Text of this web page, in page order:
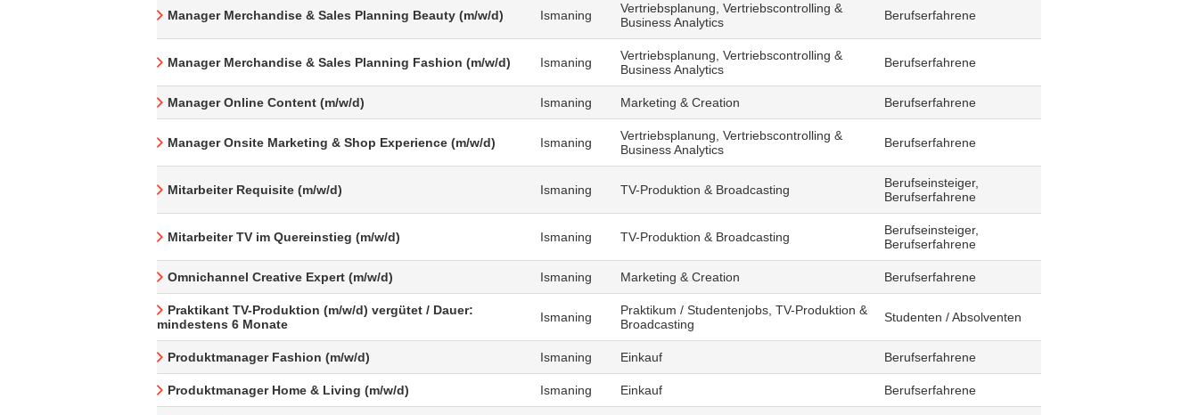
Manager Merchandise & Sales Planning Beauty (m/w/d) Ismaning
Vertriebsplanung, Vertriebscontrolling &
Business Analytics
Berufserfahrene
Manager Merchandise & Sales Planning Fashion (m/w/d) Ismaning
Vertriebsplanung, Vertriebscontrolling &
Business Analytics
Berufserfahrene
Manager Online Content (m/w/d) Ismaning Marketing & Creation Berufserfahrene
Manager Onsite Marketing & Shop Experience (m/w/d) Ismaning
Vertriebsplanung, Vertriebscontrolling &
Business Analytics
Berufserfahrene
Mitarbeiter Requisite (m/w/d) Ismaning TV-Produktion & Broadcasting
Berufseinsteiger,
Berufserfahrene
Mitarbeiter TV im Quereinstieg (m/w/d) Ismaning TV-Produktion & Broadcasting
Berufseinsteiger,
Berufserfahrene
Omnichannel Creative Expert (m/w/d) Ismaning Marketing & Creation Berufserfahrene
Praktikant TV-Produktion (m/w/d) vergütet / Dauer:
mindestens 6 Monate
Ismaning
Praktikum / Studentenjobs, TV-Produktion &
Broadcasting
Studenten / Absolventen
Produktmanager Fashion (m/w/d) Ismaning Einkauf Berufserfahrene
Produktmanager Home & Living (m/w/d) Ismaning Einkauf Berufserfahrene